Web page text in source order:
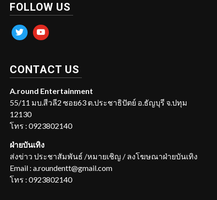
FOLLOW US
twitter youtube
CONTACT US
A.round Entertainment
55/11 มบ.สีวลี2 ซอย63 ต.ประชาธิปัตย์ อ.ธัญบุรี จ.ปทุม
12130
โทร : 0923802140
ฝ่ายบันเทิง
ส่งข่าว ประชาสัมพันธ์ /หมายเชิญ / ลงโฆษณาฝ่ายบันเทิง
Email : a.roundentt@gmail.com
โทร : 0923802140